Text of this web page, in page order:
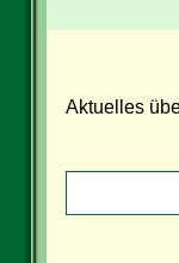
Aktuelles